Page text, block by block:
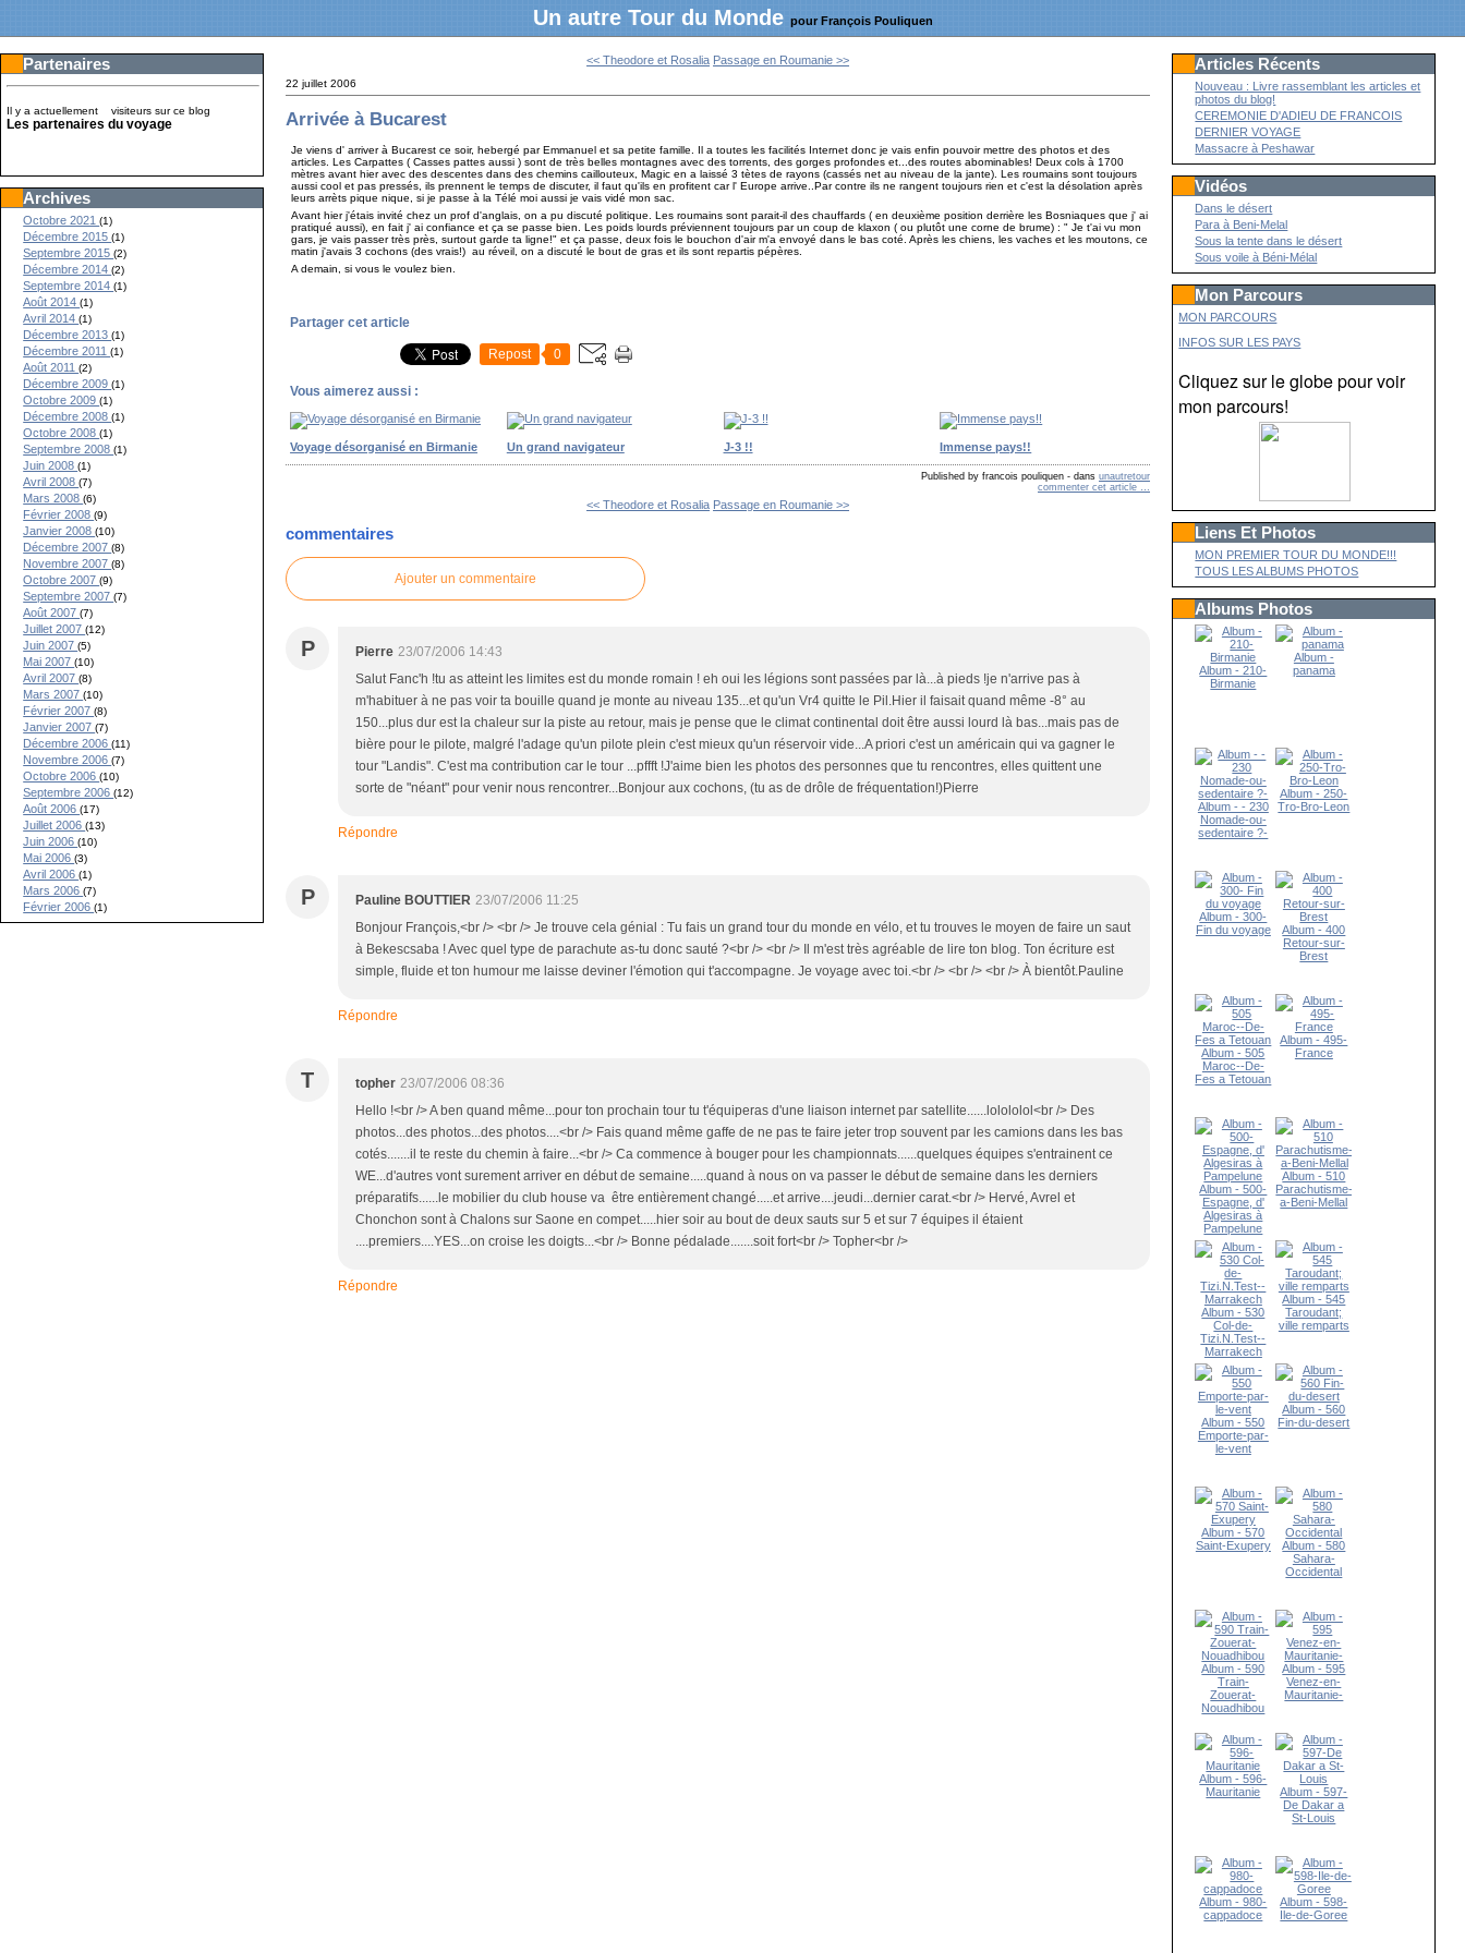
Un autre Tour du Monde pour François Pouliquen
Partenaires
Il y a actuellement visiteurs sur ce blog
Les partenaires du voyage
Archives
Octobre 2021(1)
Décembre 2015(1)
Septembre 2015(2)
Décembre 2014(2)
Septembre 2014(1)
Août 2014(1)
Avril 2014(1)
Décembre 2013(1)
Décembre 2011(1)
Août 2011(2)
Décembre 2009(1)
Octobre 2009(1)
Décembre 2008(1)
Octobre 2008(1)
Septembre 2008(1)
Juin 2008(1)
Avril 2008(7)
Mars 2008(6)
Février 2008(9)
Janvier 2008(10)
Décembre 2007(8)
Novembre 2007(8)
Octobre 2007(9)
Septembre 2007(7)
Août 2007(7)
Juillet 2007(12)
Juin 2007(5)
Mai 2007(10)
Avril 2007(8)
Mars 2007(10)
Février 2007(8)
Janvier 2007(7)
Décembre 2006(11)
Novembre 2006(7)
Octobre 2006(10)
Septembre 2006(12)
Août 2006(17)
Juillet 2006(13)
Juin 2006(10)
Mai 2006(3)
Avril 2006(1)
Mars 2006(7)
Février 2006(1)
<< Theodore et Rosalia Passage en Roumanie >>
22 juillet 2006
Arrivée à Bucarest
Je viens d' arriver à Bucarest ce soir, hebergé par Emmanuel et sa petite famille. Il a toutes les facilités Internet donc je vais enfin pouvoir mettre des photos et des
articles. Les Carpattes ( Casses pattes aussi ) sont de très belles montagnes avec des torrents, des gorges profondes et...des routes abominables! Deux cols à 1700
mètres avant hier avec des descentes dans des chemins caillouteux, Magic en a laissé 3 tètes de rayons (cassés net au niveau de la jante). Les roumains sont toujours
aussi cool et pas pressés, ils prennent le temps de discuter, il faut qu'ils en profitent car l' Europe arrive..Par contre ils ne rangent toujours rien et c'est la désolation après
leurs arrèts pique nique, si je passe à la Télé moi aussi je vais vidé mon sac.
Avant hier j'étais invité chez un prof d'anglais, on a pu discuté politique. Les roumains sont parait-il des chauffards ( en deuxième position derrière les Bosniaques que j' ai
pratiqué aussi), en fait j' ai confiance et ça se passe bien. Les poids lourds préviennent toujours par un coup de klaxon ( ou plutôt une corne de brume) : " Je t'ai vu mon
gars, je vais passer très près, surtout garde ta ligne!" et ça passe, deux fois le bouchon d'air m'a envoyé dans le bas coté. Après les chiens, les vaches et les moutons, ce
matin j'avais 3 cochons (des vrais!) au réveil, on a discuté le bout de gras et ils sont repartis pépères.
A demain, si vous le voulez bien.
Partager cet article
Repost 0
Vous aimerez aussi :
Voyage désorganisé en Birmanie Un grand navigateur J-3 !! Immense pays!!
Published by francois pouliquen - dansunautretour
commenter cet article
<< Theodore et Rosalia Passage en Roumanie >>
commentaires
Ajouter un commentaire
P Pierre 23/07/2006 14:43
Salut Fanc'h !tu as atteint les limites est du monde romain ! eh oui les légions sont passées par là...à pieds !je n'arrive pas à
m'habituer à ne pas voir ta bouille quand je monte au niveau 135...et qu'un Vr4 quitte le Pil.Hier il faisait quand même -8° au
150...plus dur est la chaleur sur la piste au retour, mais je pense que le climat continental doit être aussi lourd là bas...mais pas de
bière pour le pilote, malgré l'adage qu'un pilote plein c'est mieux qu'un réservoir vide...A priori c'est un américain qui va gagner le
tour "Landis". C'est ma contribution car le tour ...pffft !J'aime bien les photos des personnes que tu rencontres, elles quittent une
sorte de "néant" pour venir nous rencontrer...Bonjour aux cochons, (tu as de drôle de fréquentation!)Pierre
Répondre
P Pauline BOUTTIER 23/07/2006 11:25
Bonjour François,<br /> <br /> Je trouve cela génial : Tu fais un grand tour du monde en vélo, et tu trouves le moyen de faire un saut
à Bekescsaba ! Avec quel type de parachute as-tu donc sauté ?<br /> <br /> Il m'est très agréable de lire ton blog. Ton écriture est
simple, fluide et ton humour me laisse deviner l'émotion qui t'accompagne. Je voyage avec toi.<br /> <br /> <br /> À bientôt.Pauline
Répondre
T topher 23/07/2006 08:36
Hello !<br /> A ben quand même...pour ton prochain tour tu t'équiperas d'une liaison internet par satellite......lolololol<br /> Des
photos...des photos...des photos....<br /> Fais quand même gaffe de ne pas te faire jeter trop souvent par les camions dans les bas
cotés.......il te reste du chemin à faire...<br /> Ca commence à bouger pour les championnats......quelques équipes s'entrainent ce
WE...d'autres vont surement arriver en début de semaine.....quand à nous on va passer le début de semaine dans les derniers
préparatifs......le mobilier du club house va être entièrement changé.....et arrive....jeudi...dernier carat.<br /> Hervé, Avrel et
Chonchon sont à Chalons sur Saone en compet.....hier soir au bout de deux sauts sur 5 et sur 7 équipes il étaient
....premiers....YES...on croise les doigts...<br /> Bonne pédalade.......soit fort<br /> Topher<br />
Répondre
Articles Récents
Nouveau : Livre rassemblant les articles et
photos du blog!
CEREMONIE D'ADIEU DE FRANCOIS
DERNIER VOYAGE
Massacre à Peshawar
Vidéos
Dans le désert
Para à Beni-Melal
Sous la tente dans le désert
Sous voile à Béni-Mélal
Mon Parcours
MON PARCOURS
INFOS SUR LES PAYS
Cliquez sur le globe pour voir
mon parcours!
Liens Et Photos
MON PREMIER TOUR DU MONDE!!!
TOUS LES ALBUMS PHOTOS
Albums Photos
Album - 210-
Birmanie
Album -
panama
Album - - 230
Nomade-ou-
sedentaire ?-
Album - 250-
Tro-Bro-Leon
Album - 300-
Fin du voyage
Album - 400
Retour-sur-
Brest
Album - 505
Maroc--De-
Fes a Tetouan
Album - 495-
France
Album - 500-
Espagne, d'
Algesiras à
Pampelune
Album - 510
Parachutisme-
a-Beni-Mellal
Album - 530
Col-de-
Tizi.N.Test--
Marrakech
Album - 545
Taroudant;
ville remparts
Album - 550
Emporte-par-
le-vent
Album - 560
Fin-du-desert
Album - 570
Saint-Exupery
Album - 580
Sahara-
Occidental
Album - 590
Train-
Zouerat-
Nouadhibou
Album - 595
Venez-en-
Mauritanie-
Album - 596-
Mauritanie
Album - 597-
De Dakar a
St-Louis
Album - 980-
cappadoce
Album - 598-
Ile-de-Goree